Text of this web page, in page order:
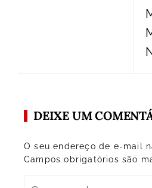
DEIXE UM
O seu endereço de e-mail
Campos obrigatórios são